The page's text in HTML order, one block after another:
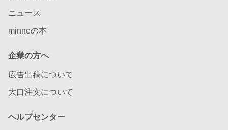
ニュース
minneの本
企業の方へ
広告出稿について
大口注文について
ヘルプセンター